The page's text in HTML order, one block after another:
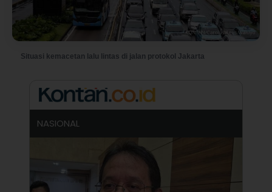
Situasi kemacetan lalu lintas di jalan protokol Jakarta
NASIONAL